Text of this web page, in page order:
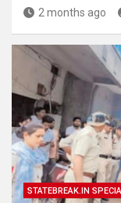
2 months ago
STATEBREAK.IN